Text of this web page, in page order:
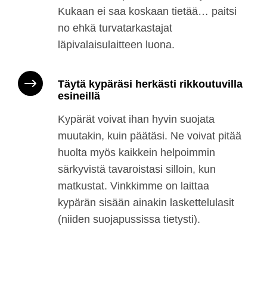
Kukaan ei saa koskaan tietää… paitsi
no ehkä turvatarkastajat
läpivalaisulaitteen luona.
Täytä kypäräsi herkästi rikkoutuvilla
esineillä
Kypärät voivat ihan hyvin suojata
muutakin, kuin päätäsi. Ne voivat pitää
huolta myös kaikkein helpoimmin
särkyvistä tavaroistasi silloin, kun
matkustat. Vinkkimme on laittaa
kypärän sisään ainakin laskettelulasit
(niiden suojapussissa tietysti).